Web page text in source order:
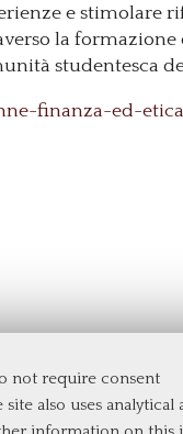
not require consent
also uses
e
la
studentesca
finanza-ed-etica